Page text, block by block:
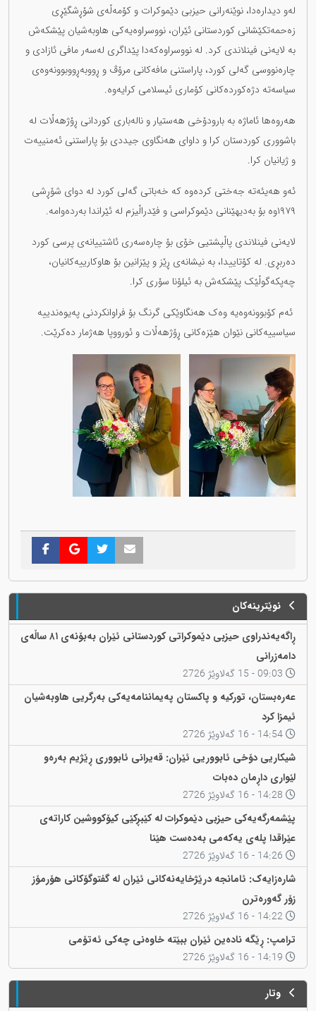
لەو دیدارەدا، نوێنەرانی حیزبی دێموکرات و کۆمەڵەی شۆڕشگێڕی
زەحمەتکێشانی کوردستانی ئێران، نووسراوەیەکی هاوبەشیان پێشکەش
بە لایەنی فینلاندی کرد. لە نووسراوەکەدا پێداگری لەسەر مافی ئازادی و
چارەنووسی گەلی کورد، پاراستنی مافەکانی مرۆڤ و ڕووبەڕووبوونەوەی
سیاسەتە دژەکوردەکانی کۆماری ئیسلامی کرایەوە.
هەروەها ئاماژە بە بارودۆخی هەستیار و نالەباری کوردانی ڕۆژهەڵات لە
باشووری کوردستان کرا و داوای هەنگاوی جیددی بۆ پاراستنی ئەمنییەت
و ژیانیان کرا.
ئەو هەیئەتە جەختی کردەوە کە خەباتی گەلی کورد لە دوای شۆڕشی
١٩٧٩وە بۆ بەدیهێنانی دێموکراسی و فێدراڵیزم لە ئێراندا بەردەوامە.
لایەنی فینلاندی پاڵپشتیی خۆی بۆ چارەسەری ئاشتییانەی پرسی کورد
دەربڕی. لە کۆتاییدا، بە نیشانەی ڕێز و پێزانین بۆ هاوکارییەکانیان،
چەپکەگوڵێک پێشکەش بە ئیلۆنا سۆری کرا.
ئەم کۆبوونەوەیە وەک هەنگاوێکی گرنگ بۆ فراوانکردنی پەیوەندییە
سیاسییەکانی نێوان هێزەکانی ڕۆژهەڵات و ئورووپا هەژمار دەکرێت.
نوێترینەکان
ڕاگەیەندراوی حیزبی دێموکراتی کوردستانی ئێران بەبۆنەی ٨١ ساڵەی
دامەزرانی
عەرەبستان، تورکیە و پاکستان پەیماننامەیەکی بەرگریی هاوبەشیان
ئیمزا کرد
شیکاریی دۆخی ئابووریی ئێران: قەیرانی ئابووری ڕێژیم بەرەو
لێواری داڕمان دەبات
پێشمەرگەیەکی حیزبی دێموکرات لە کێبڕکێی کیۆکووشین کاراتەی
عێراقدا پلەی یەکەمی بەدەست هێنا
شارەزایەک: ئامانجە درێژخایەنەکانی ئێران لە گفتوگۆکانی هۆرمۆز
زۆر گەورەترن
ترامپ: ڕێگە نادەین ئێران ببێتە خاوەنی چەکی ئەتۆمی
وتار